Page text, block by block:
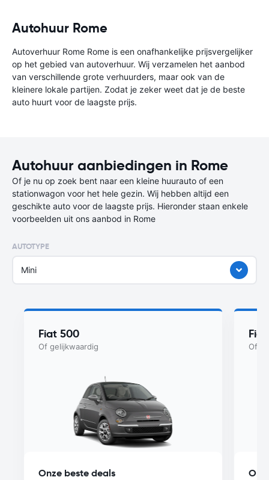
Autohuur Rome
Autoverhuur Rome Rome is een onafhankelijke prijsvergelijker
op het gebied van autoverhuur. Wij verzamelen het aanbod
van verschillende grote verhuurders, maar ook van de
kleinere lokale partijen. Zodat je zeker weet dat je de beste
auto huurt voor de laagste prijs.
Autohuur aanbiedingen in Rome
Of je nu op zoek bent naar een kleine huurauto of een
stationwagon voor het hele gezin. Wij hebben altijd een
geschikte auto voor de laagste prijs. Hieronder staan enkele
voorbeelden uit ons aanbod in Rome
AUTOTYPE
Mini
Fiat 500
Of gelijkwaardig
Onze beste deals
Of